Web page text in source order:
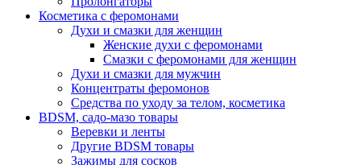
Косметика с феромонами
Духи и смазки для женщин
Женские духи с феромонами
Смазки с феромонами для женщин
Духи и смазки для мужчин
Концентраты феромонов
Средства по уходу за телом, косметика
BDSM, садо-мазо товары
Веревки и ленты
Другие BDSM товары
Зажимы для сосков